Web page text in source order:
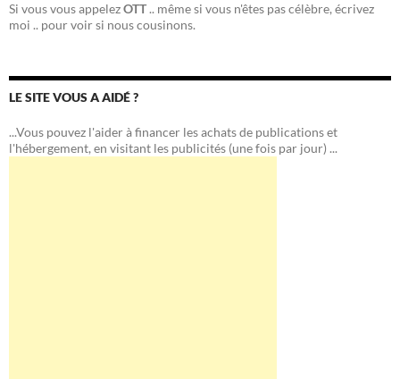
Si vous vous appelezOTT.. même si vous n'êtes pas célèbre, écrivez
moi .. pour voir si nous cousinons.
LE SITE VOUS A AIDÉ ?
...Vous pouvez l'aider à financer les achats de publications et
l'hébergement, en visitant les publicités (une fois par jour) ...